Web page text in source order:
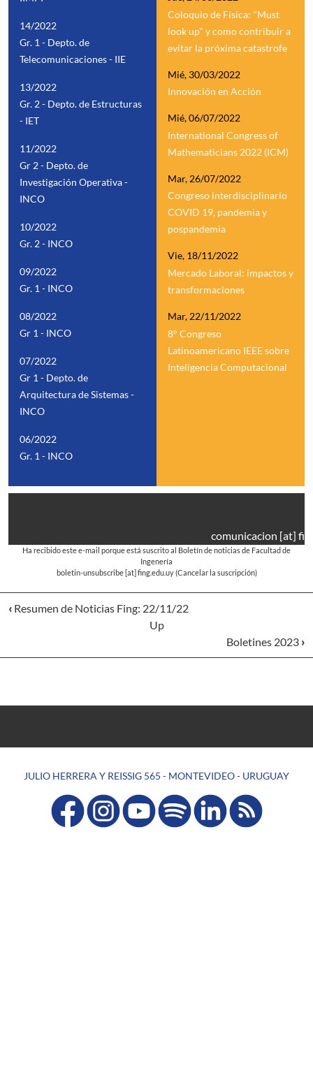
14/2022
Gr. 1 - Depto. de
Telecomunicaciones - IIE
13/2022
Gr. 2 - Depto. de Estructuras
- IET
11/2022
Gr 2 - Depto. de
Investigación Operativa -
INCO
10/2022
Gr. 2 - INCO
09/2022
Gr. 1 - INCO
08/2022
Gr 1 - INCO
07/2022
Gr 1 - Depto. de
Arquitectura de Sistemas -
INCO
06/2022
Gr. 1 - INCO
Coloquio de Física: "Must
look up" y como contribuir a
evitar la próxima catastrofe
Mié, 30/03/2022
Innovación en Acción
Mié, 06/07/2022
International Congress of
Mathematicians 2022 (ICM)
Mar, 26/07/2022
Congreso interdisciplinario
COVID 19, pandemia y
pospandemia
Vie, 18/11/2022
Mercado Laboral: impactos y
transformaciones
Mar, 22/11/2022
8° Congreso
Latinoamericano IEEE sobre
Inteligencia Computacional
comunicacion [at]
Ha recibido este e-mail porque está suscrito al Boletín de noticias de Facultad de
Ingenería
boletin-unsubscribe[at]fing.edu.uy(Cancelar la suscripción)
‹ Resumen de Noticias Fing: 22/11/22
Up
Boletines 2023 ›
JULIO HERRERA Y REISSIG 565 - MONTEVIDEO - URUGUAY